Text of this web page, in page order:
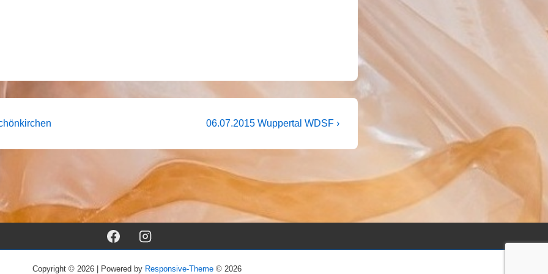
Nächster
ist
06.07.2015 Wuppertal WDSF ›
Copyright © 2026 | Powered by Responsive-Theme © 2026